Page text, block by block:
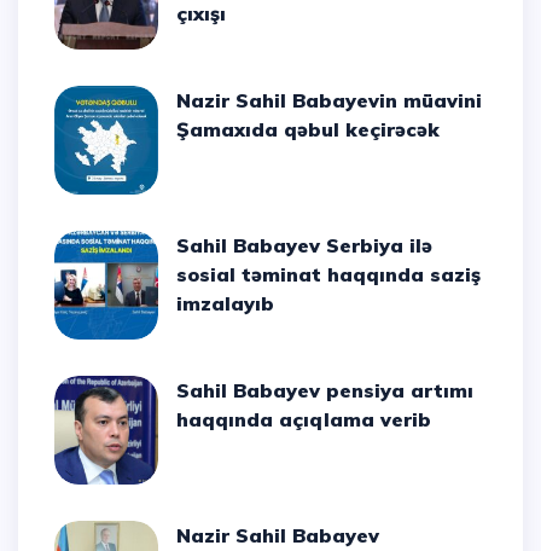
çıxışı
Nazir Sahil Babayevin müavini
Şamaxıda qəbul keçirəcək
Sahil Babayev Serbiya ilə
sosial təminat haqqında saziş
imzalayıb
Sahil Babayev pensiya artımı
haqqında açıqlama verib
Nazir Sahil Babayev